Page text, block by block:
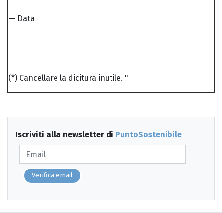
— Data
(*) Cancellare la dicitura inutile. "
Iscriviti alla newsletter di PuntoSostenibile
Verifica email